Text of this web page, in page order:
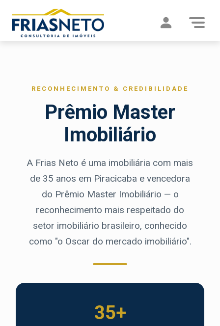
RECONHECIMENTO & CREDIBILIDADE
Prêmio Master
Imobiliário
A Frias Neto é uma imobiliária com mais
de 35 anos em Piracicaba e vencedora
do Prêmio Master Imobiliário — o
reconhecimento mais respeitado do
setor imobiliário brasileiro, conhecido
como "o Oscar do mercado imobiliário".
35+